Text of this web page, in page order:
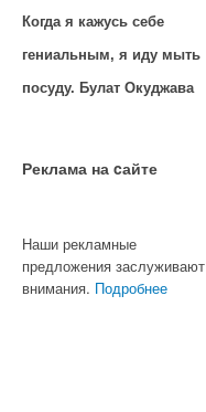
Когда я кажусь себе
гениальным, я иду мыть
посуду. Булат Окуджава
Реклама на cайте
Наши рекламные
предложения заслуживают
внимания. Подробнее